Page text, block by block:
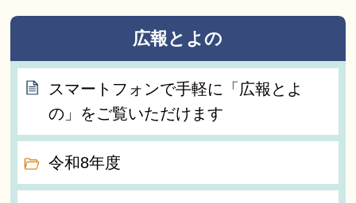
広報とよの
スマートフォンで手軽に「広報とよ
の」をご覧いただけます
令和8年度